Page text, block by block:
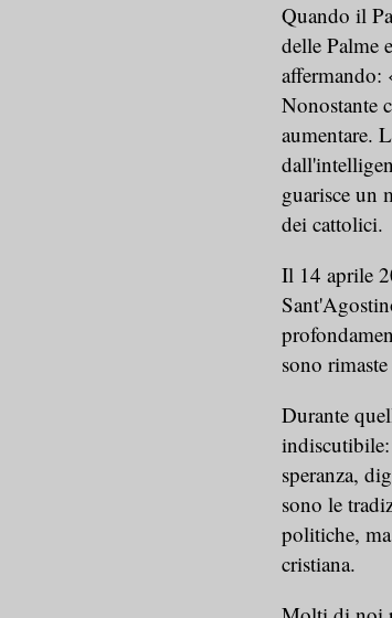
Quando il
delle Palme
affermando:
Nonostante
aumentare.
guarisce un
dei cattolici.
Il 14 aprile
sono
Durante
indiscutibile:
speranza,
sono le
politiche,
cristiana.